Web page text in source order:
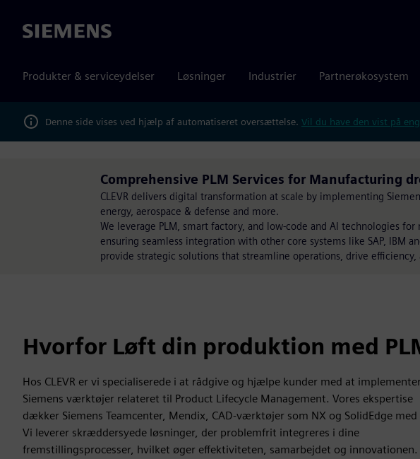
Siemens
Produkter & serviceydelser Løsninger Industrier Partnerøkosystem
Denne side vises ved hjælp af automatiseret oversættelse. Vil du have den vist på
Comprehensive PLM Services for Manufacturing
CLEVR delivers digital transformation at scale by implementing
energy, aerospace & defense and more.
We leverage PLM, smart factory, and low-code and AI technologies
ensuring seamless integration with other core systems like SAP, IBM
provide strategic solutions that streamline operations, drive
Hvorfor Løft din produktion med
Hos CLEVR er vi specialiserede i at rådgive og hjælpe kunder med at
Siemens værktøjer relateret til Product Lifecycle Management. Vores ekspertise
dækker Siemens Teamcenter, Mendix, CAD-værktøjer som NX og SolidEdge med
Vi leverer skræddersyede løsninger, der problemfrit integreres i dine
fremstillingsprocesser, hvilket øger effektiviteten, samarbejdet og innovationen.